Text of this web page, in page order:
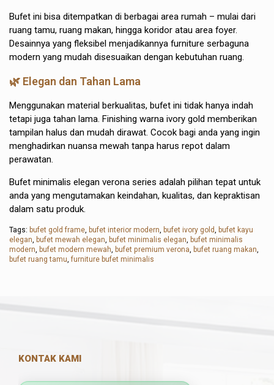
Bufet ini bisa ditempatkan di berbagai area rumah – mulai dari
ruang tamu, ruang makan, hingga koridor atau area foyer.
Desainnya yang fleksibel menjadikannya furniture serbaguna
modern yang mudah disesuaikan dengan kebutuhan ruang.
🌿 Elegan dan Tahan Lama
Menggunakan material berkualitas, bufet ini tidak hanya indah
tetapi juga tahan lama. Finishing warna ivory gold memberikan
tampilan halus dan mudah dirawat. Cocok bagi anda yang ingin
menghadirkan nuansa mewah tanpa harus repot dalam
perawatan.
Bufet minimalis elegan verona series adalah pilihan tepat untuk
anda yang mengutamakan keindahan, kualitas, dan kepraktisan
dalam satu produk.
Tags: bufet gold frame, bufet interior modern, bufet ivory gold, bufet kayu
elegan, bufet mewah elegan, bufet minimalis elegan, bufet minimalis
modern, bufet modern mewah, bufet premium verona, bufet ruang makan,
bufet ruang tamu,furniture bufet minimalis
KONTAK KAMI